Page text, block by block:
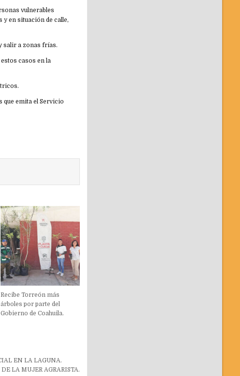
vulnerables
y en situación de calle,
salir a zonas frías.
casos en la
emita el Servicio
Recibe Torreón más
árboles por parte del
Gobierno de Coahuila.
EN LA LAGUNA.
LA MUJER AGRARISTA.